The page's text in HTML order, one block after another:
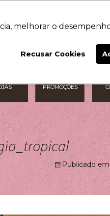
melhorar o
Recusar Cookies
PROMOÇÕES
Publicado em